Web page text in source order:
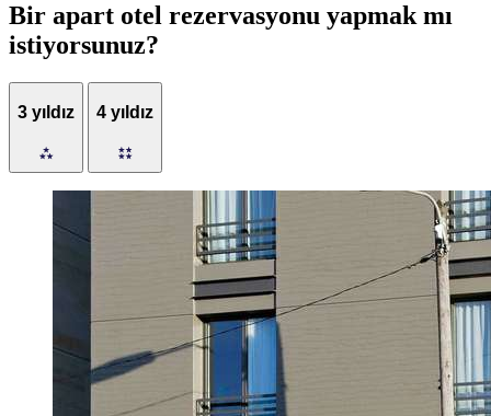
Bir apart otel rezervasyonu yapmak mı
istiyorsunuz?
3 yıldız 4 yıldız